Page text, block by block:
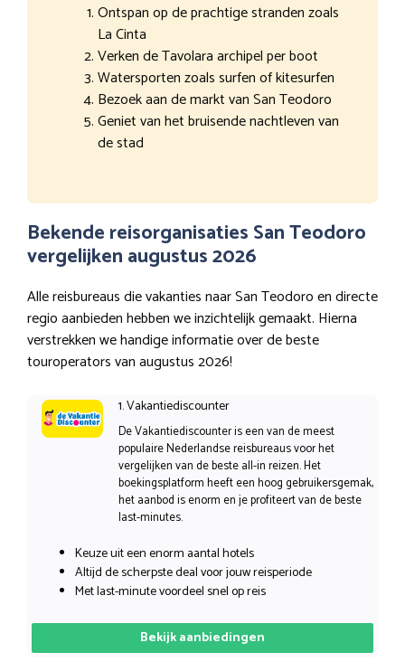
Ontspan op de prachtige stranden zoals
La Cinta
Verken de Tavolara archipel per boot
Watersporten zoals surfen of kitesurfen
Bezoek aan de markt van San Teodoro
Geniet van het bruisende nachtleven van
de stad
Bekende reisorganisaties San Teodoro
vergelijken augustus 2026
Alle reisbureaus die vakanties naar San Teodoro en directe
regio aanbieden hebben we inzichtelijk gemaakt. Hierna
verstrekken we handige informatie over de beste
touroperators van augustus 2026!
1. Vakantiediscounter
De Vakantiediscounter is een van de meest
populaire Nederlandse reisbureaus voor het
vergelijken van de beste all-in reizen. Het
boekingsplatform heeft een hoog gebruikersgemak,
het aanbod is enorm en je profiteert van de beste
last-minutes.
Keuze uit een enorm aantal hotels
Altijd de scherpste deal voor jouw reisperiode
Met last-minute voordeel snel op reis
Bekijk aanbiedingen